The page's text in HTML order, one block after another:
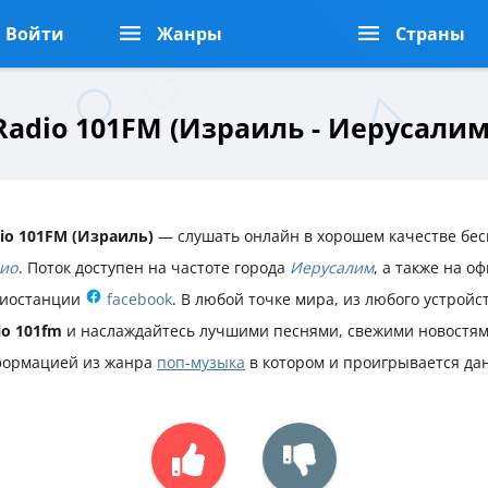
Войти Жанры Страны
101FM (Израиль -
101FM (Израиль) — слушать онлайн в хорошем качестве
. Поток доступен на частоте города Иерусалим, а также на
facebook. В любой точке мира, из любого
101fm и наслаждайтесь лучшими песнями, свежими
из жанра поп-музыка в котором и проигрывается